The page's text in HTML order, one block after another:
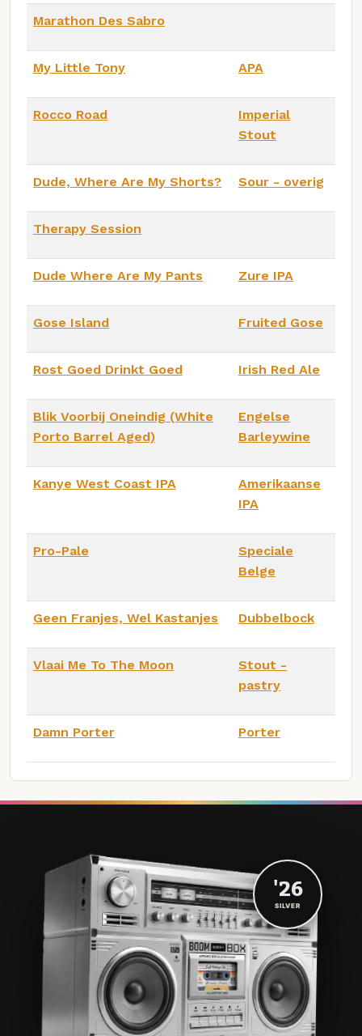
Marathon Des Sabro
My Little Tony APA
Rocco Road
Imperial
Stout
Dude, Where Are My Shorts? Sour - overig
Therapy Session
Dude Where Are My Pants Zure IPA
Gose Island Fruited Gose
Rost Goed Drinkt Goed Irish Red Ale
Blik Voorbij Oneindig (White
Porto Barrel Aged)
Engelse
Barleywine
Kanye West Coast IPA
Amerikaanse
IPA
Pro-Pale
Speciale
Belge
Geen Franjes, Wel Kastanjes Dubbelbock
Vlaai Me To The Moon
Stout -
pastry
Damn Porter Porter
'26
SILVER